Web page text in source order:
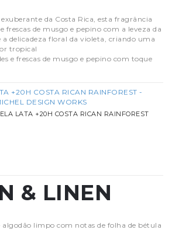
da Costa Rica, esta fragrância
frescas de musgo e pepino com a leveza da
a delicadeza floral da violeta, criando uma
tropical
e frescas de musgo e pepino com toque
LATA +20H COSTA RICAN RAINFOREST
& LINEN
algodão limpo com notas de folha de bétula